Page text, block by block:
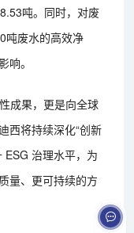
吨。同时，对废
吨废水的高效净
响。
成果，更是向全球
西将持续深化“创新
ESG 治理水平，为
量、更可持续的方